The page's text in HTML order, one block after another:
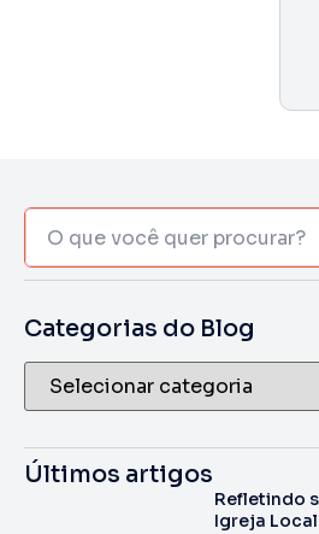
Categorias do Blog
Últimos artigos
Refletindo
Igreja Local